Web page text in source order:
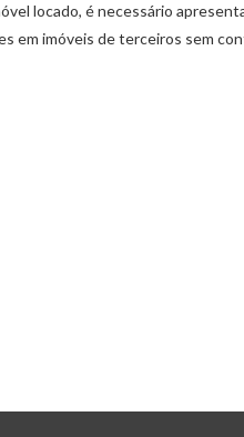
locado, é necessário
em imóveis de terceiros sem